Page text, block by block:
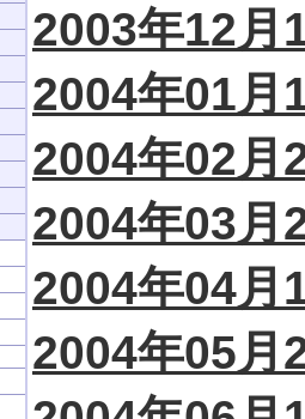
2003年12月
2004年01月
2004年02月
2004年03月
2004年04月
2004年05月